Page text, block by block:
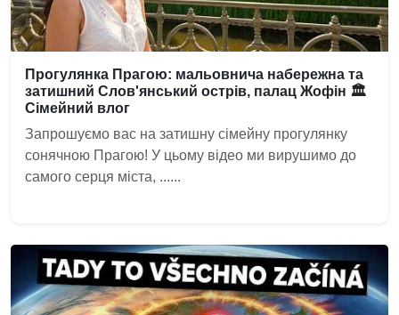
Прогулянка Прагою: мальовнича набережна та
затишний Слов'янський острів, палац Жофін 🏛️
Сімейний влог
Запрошуємо вас на затишну сімейну прогулянку
сонячною Прагою! У цьому відео ми вирушимо до
самого серця міста, ......